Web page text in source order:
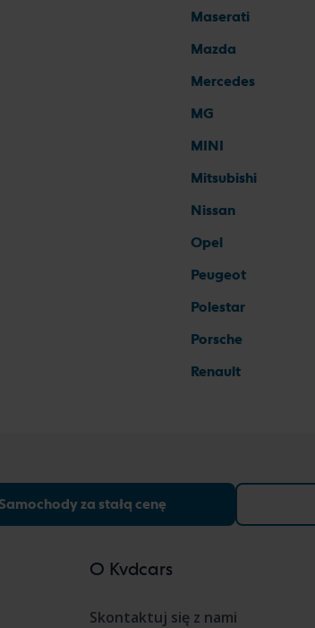
Maserati
Mazda
Mercedes
MG
MINI
Mitsubishi
Nissan
Opel
Peugeot
Polestar
Porsche
Renault
Samochody za stałą cenę
O Kvdcars
Skontaktuj się z nami